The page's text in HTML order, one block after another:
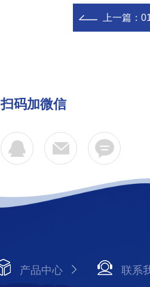
上一篇：
扫码加微信
产品中心 联系